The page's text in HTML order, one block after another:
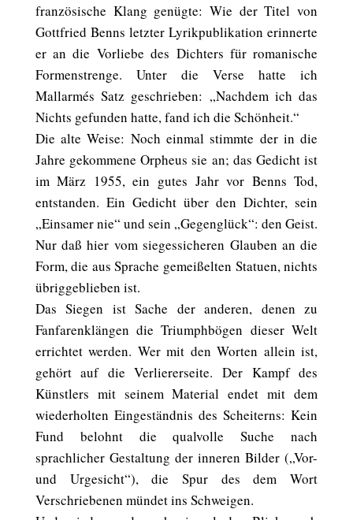
französische Klang genügte: Wie der Titel von
Gottfried Benns letzter Lyrikpublikation erinnerte
er an die Vorliebe des Dichters für romanische
Formenstrenge. Unter die Verse hatte ich
Mallarmés Satz geschrieben: „Nachdem ich das
Nichts gefunden hatte, fand ich die Schönheit.“
Die alte Weise: Noch einmal stimmte der in die
Jahre gekommene Orpheus sie an; das Gedicht ist
im März 1955, ein gutes Jahr vor Benns Tod,
entstanden. Ein Gedicht über den Dichter, sein
„Einsamer nie“ und sein „Gegenglück“: den Geist.
Nur daß hier vom siegessicheren Glauben an die
Form, die aus Sprache gemeißelten Statuen, nichts
übriggeblieben ist.
Das Siegen ist Sache der anderen, denen zu
Fanfarenklängen die Triumphbögen dieser Welt
errichtet werden. Wer mit den Worten allein ist,
gehört auf die Verliererseite. Der Kampf des
Künstlers mit seinem Material endet mit dem
wiederholten Eingeständnis des Scheiterns: Kein
Fund belohnt die qualvolle Suche nach
sprachlicher Gestaltung der inneren Bilder („Vor-
und Urgesicht“), die Spur des dem Wort
Verschriebenen mündet ins Schweigen.